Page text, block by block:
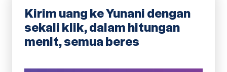
Kirim uang ke Yunani dengan
sekali klik, dalam hitungan
menit, semua beres